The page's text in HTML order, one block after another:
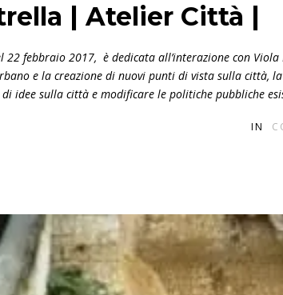
| Atelier Città |
22 febbraio 2017, è dedicata all’interazione con
e la creazione di nuovi punti di vista sulla città,
idee sulla città e modificare le politiche pubbliche
IN